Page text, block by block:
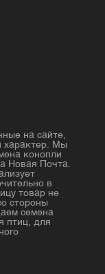
на сайте,
характер. Мы
конопли
Новая Почта.
в
товар не
стороны
семена
птиц, для